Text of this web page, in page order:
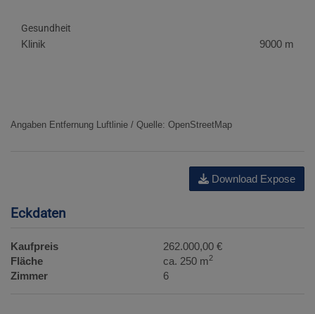
Gesundheit
Klinik 9000 m
Angaben Entfernung Luftlinie / Quelle: OpenStreetMap
Download Expose
Eckdaten
Kaufpreis
262.000,00 €
Fläche
ca. 250 m2
Zimmer 6